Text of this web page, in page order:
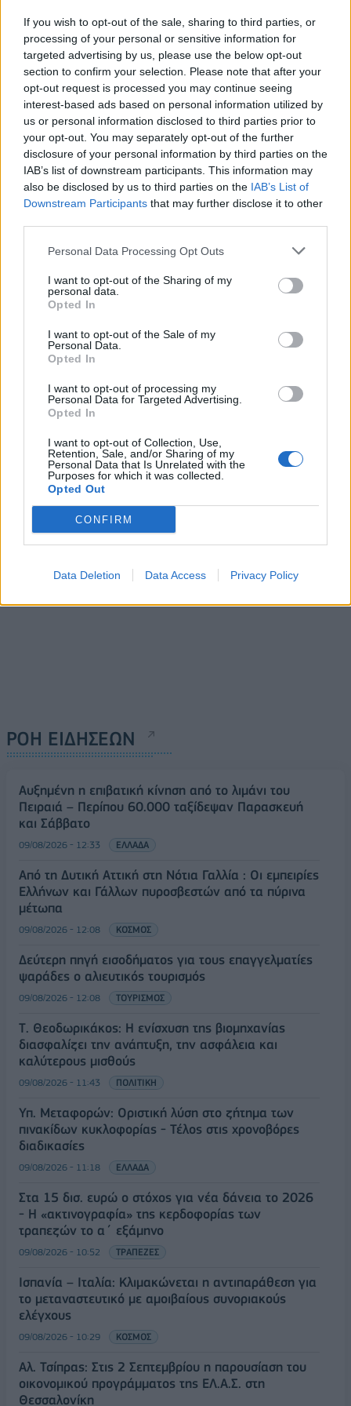
If you wish to opt-out of the sale, sharing to third parties, or
processing of your personal or sensitive information for
targeted advertising by us, please use the below opt-out
section to confirm your selection. Please note that after your
opt-out request is processed you may continue seeing
interest-based ads based on personal information utilized by
us or personal information disclosed to third parties prior to
your opt-out. You may separately opt-out of the further
disclosure of your personal information by third parties on the
IAB’s list of downstream participants. This information may
also be disclosed by us to third parties on the IAB’s List of
Downstream Participants that may further disclose it to other
Personal Data Processing Opt Outs
I want to opt-out of the Sharing of my
personal data.
Opted In
I want to opt-out of the Sale of my
Personal Data.
Opted In
I want to opt-out of processing my
Personal Data for Targeted Advertising.
Opted In
I want to opt-out of Collection, Use,
Retention, Sale, and/or Sharing of my
Personal Data that Is Unrelated with the
Purposes for which it was collected.
Opted Out
CONFIRM
Data Deletion Data Access Privacy Policy
Η Chery επενδύει 75 εκατ. δολάρια στην KG Mobility
Το FIAT 500 Hybrid τώρα από
18.990 ευρώ
Ατρόμητος και Novibet
συνεχίζουν μαζί: Ανανέωση της
συνεργασίας τους μέχρι το
18η συνεχόμενη χρονιά για τον ΟΤΕ στη διεθνή σειρά δεικτών
FTSE4Good
πύλες του σε όλους
Εκλογές: Δείτε live τα
αποτελέσματα
07/07/2019 - 03:00
ΣΥΡΙΖΑ: Σεβόμαστε τη
λαϊκή ετυμηγορία
07/07/2019 - 03:00
ΡΟΗ ΕΙΔΗΣΕΩΝ
Αυξημένη η επιβατική κίνηση από το λιμάνι του
Πειραιά – Περίπου 60.000 ταξίδεψαν Παρασκευή
και Σάββατο
09/08/2026 - 12:33 ΕΛΛΑΔΑ
Από τη Δυτική Αττική στη Νότια Γαλλία : Οι εμπειρίες
Ελλήνων και Γάλλων πυροσβεστών από τα πύρινα
μέτωπα
09/08/2026 - 12:08 ΚΟΣΜΟΣ
Δεύτερη πηγή εισοδήματος για τους επαγγελματίες
ψαράδες ο αλιευτικός τουρισμός
09/08/2026 - 12:08 ΤΟΥΡΙΣΜΟΣ
Τ. Θεοδωρικάκος: Η ενίσχυση της βιομηχανίας
διασφαλίζει την ανάπτυξη, την ασφάλεια και
καλύτερους μισθούς
09/08/2026 - 11:43 ΠΟΛΙΤΙΚΗ
Υπ. Μεταφορών: Οριστική λύση στο ζήτημα των
πινακίδων κυκλοφορίας - Τέλος στις χρονοβόρες
διαδικασίες
09/08/2026 - 11:18 ΕΛΛΑΔΑ
Στα 15 δισ. ευρώ ο στόχος για νέα δάνεια το 2026
- Η «ακτινογραφία» της κερδοφορίας των
τραπεζών το α΄ εξάμηνο
09/08/2026 - 10:52 ΤΡΑΠΕΖΕΣ
Ισπανία – Ιταλία: Κλιμακώνεται η αντιπαράθεση για
το μεταναστευτικό με αμοιβαίους συνοριακούς
ελέγχους
09/08/2026 - 10:29 ΚΟΣΜΟΣ
Αλ. Τσίπρας: Στις 2 Σεπτεμβρίου η παρουσίαση του
οικονομικού προγράμματος της ΕΛ.Α.Σ. στη
Θεσσαλονίκη